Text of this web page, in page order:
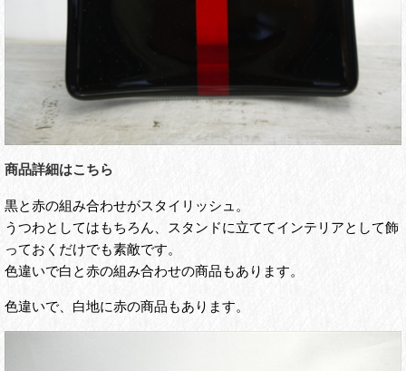
商品詳細はこちら
黒と赤の組み合わせがスタイリッシュ。
うつわとしてはもちろん、スタンドに立ててインテリアとして飾
っておくだけでも素敵です。
色違いで白と赤の組み合わせの商品もあります。
色違いで、白地に赤の商品もあります。